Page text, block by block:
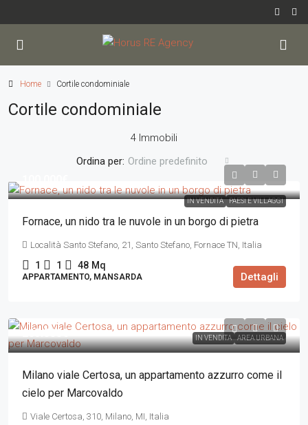
Home Cortile condominiale
Cortile condominiale
4 Immobili
Ordina per: Ordine predefinito
IN VENDITA PAESI E VILLAGGI
Fornace, un nido tra le nuvole in un borgo di pietra
Località Santo Stefano, 21, Santo Stefano, Fornace TN, Italia
1 1 48 Mq
APPARTAMENTO, MANSARDA Dettagli
IN VENDITA AREA URBANA
265.000€
Milano viale Certosa, un appartamento azzurro come il
cielo per Marcovaldo
Viale Certosa, 310, Milano, MI, Italia